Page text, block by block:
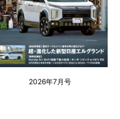
2026年7月号